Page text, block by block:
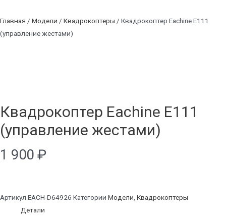
Главная / Модели / Квадрокоптеры / Квадрокоптер Eachine E111
(управление жестами)
Квадрокоптер Eachine E111
(управление жестами)
1 900 ₽
Артикул EACH-D64926 Категории Модели, Квадрокоптеры
Детали